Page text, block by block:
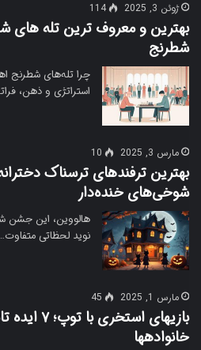
ژوئن 3, 2025 114
بهترین و معروف ترین تله های
شطرنج
چرا تله‌های شطرنج
استراتژی و ذهن،
مارس 3, 2025 10
بهترین ترفندهای ترسناک
شوخی‌های خنده‌دار
هالووین، این جشن
نوید لحظاتی
مارس 1, 2025 45
بازیهای
خانوادهها